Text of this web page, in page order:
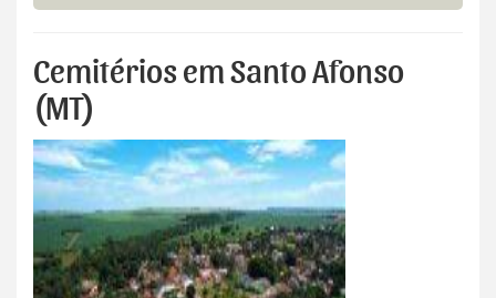
Cemitérios em Santo Afonso
(MT)